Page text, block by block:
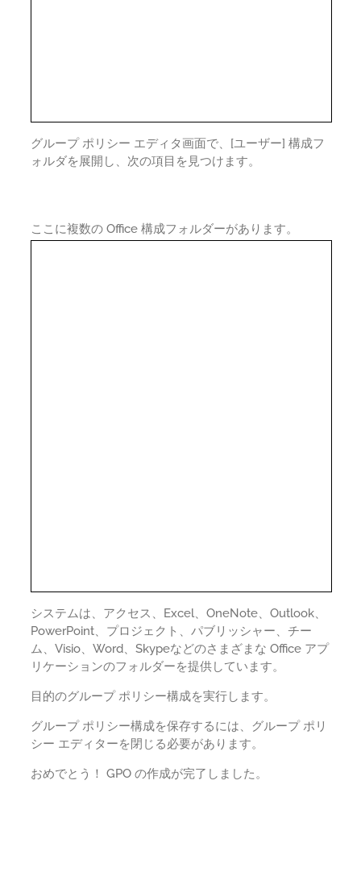
グループ ポリシー エディタ画面で、[ユーザー] 構成フ
ォルダを展開し、次の項目を見つけます。
ここに複数の Office 構成フォルダーがあります。
システムは、アクセス、Excel、OneNote、Outlook、
PowerPoint、プロジェクト、パブリッシャー、チー
ム、Visio、Word、Skypeなどのさまざまな Office アプ
リケーションのフォルダーを提供しています。
目的のグループ ポリシー構成を実行します。
グループ ポリシー構成を保存するには、グループ ポリ
シー エディターを閉じる必要があります。
おめでとう！ GPO の作成が完了しました。